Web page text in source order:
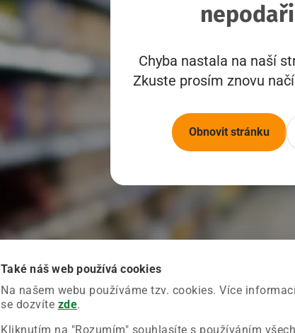
Také náš web používá cookies
Na našem webu používáme tzv. cookies. Více
se dozvíte zde.
Kliknutím na "Rozumím" souhlasíte s používáním
Chyba nastala na naší
Zkuste prosím znovu
Obnovit stránku